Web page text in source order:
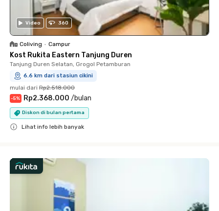
Video 360
Coliving • Campur
Kost Rukita Eastern Tanjung Duren
Tanjung Duren Selatan, Grogol Petamburan
6.6 km dari stasiun cikini
mulai dari Rp2.518.000
-5% Rp2.368.000 /bulan
Diskon di bulan pertama
Lihat info lebih banyak